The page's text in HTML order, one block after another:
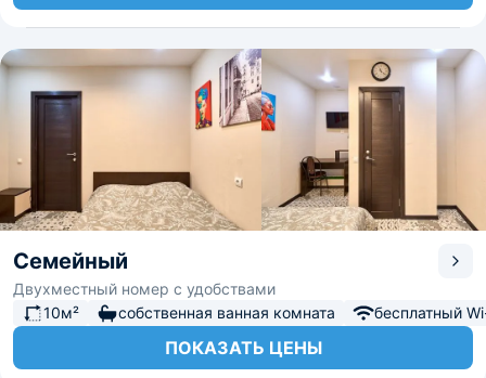
Семейный
Двухместный номер с удобствами
10м²
собственная ванная комната бесплатный
ПОКАЗАТЬ ЦЕНЫ